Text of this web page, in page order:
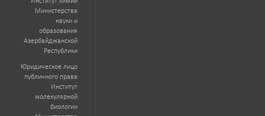
Министерства
науки и
образования
Азербайджанской
Республики
Юридическое лицо
публичного права
Институт
молекулярной
биологии